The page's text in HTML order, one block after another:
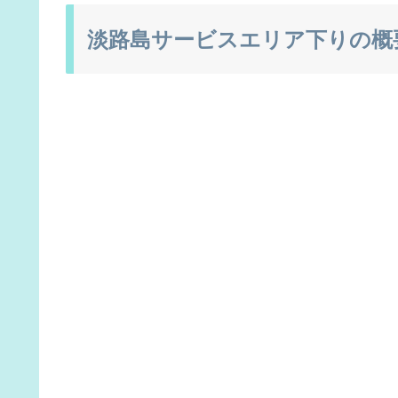
淡路島サービスエリア下りの